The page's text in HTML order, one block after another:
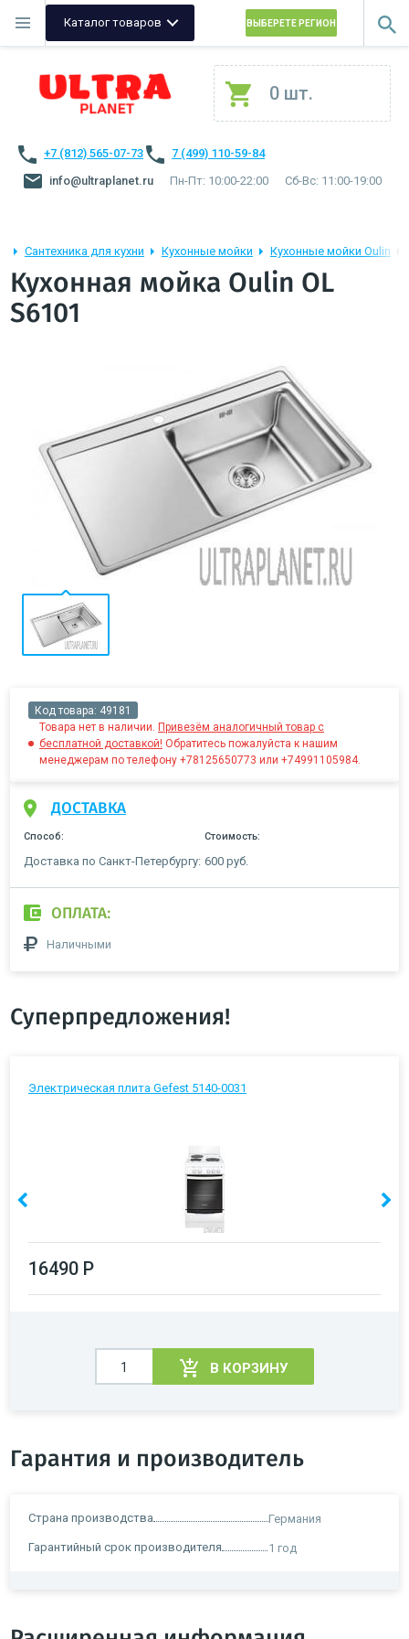
Каталог товаров ВЫБЕРЕТЕ РЕГИОН
0 шт.
+7 (812) 565-07-73
7 (499) 110-59-84
info@ultraplanet.ru
Пн-Пт: 10:00-22:00 Сб-Вс: 11:00-19:00
Сантехника для кухни Кухонные мойки Кухонные мойки Oulin
Кухонная мойка Oulin OL
S6101
Код товара: 49181
Товара нет в наличии. Привезём аналогичный товар с
бесплатной доставкой! Обратитесь пожалуйста к нашим
менеджерам по телефону +78125650773 или +74991105984.
ДОСТАВКА
Способ: Стоимость:
Доставка по Санкт-Петербургу: 600 руб.
ОПЛАТА:
Наличными
Суперпредложения!
Электрическая плита Gefest 5140-0031
16490 Р
В КОРЗИНУ
Гарантия и производитель
Страна производства Германия
Гарантийный срок производителя 1 год